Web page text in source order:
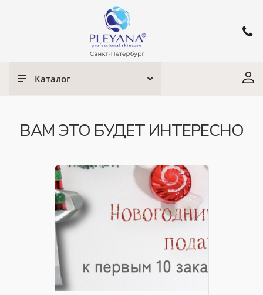
Каталог
ВАМ ЭТО БУДЕТ ИНТЕРЕСНО